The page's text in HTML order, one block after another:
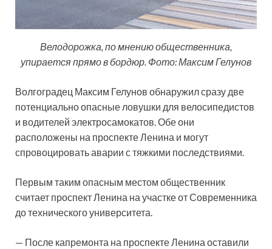
Велодорожка, по мнению общественника,
упирается прямо в бордюр. Фото: Максим Гелунов
Волгоградец Максим Гелунов обнаружил сразу две
потенциально опасные ловушки для велосипедистов
и водителей электросамокатов. Обе они
расположены на проспекте Ленина и могут
спровоцировать аварии с тяжкими последствиями.
Первым таким опасным местом общественник
считает проспект Ленина на участке от Современника
до технического университета.
— После капремонта на проспекте Ленина оставили